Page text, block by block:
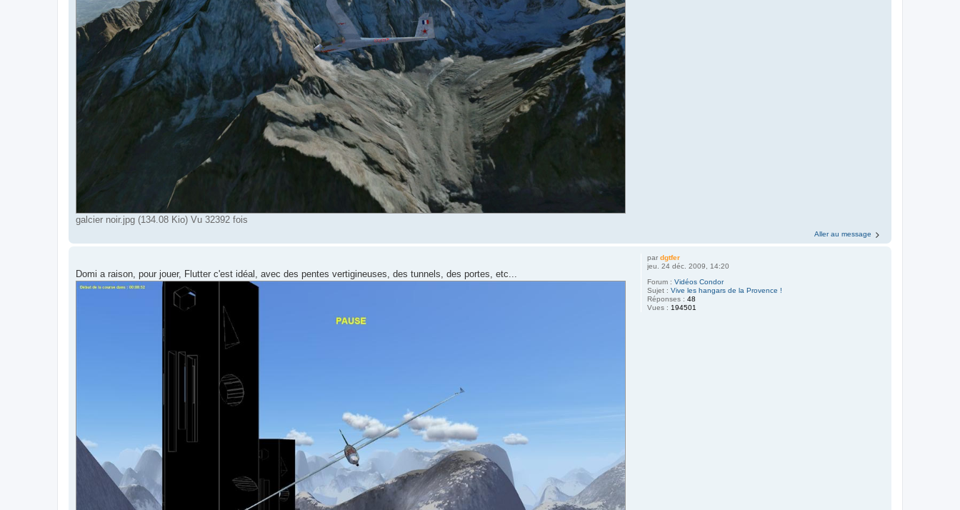
galcier noir.jpg (134.08 Kio) Vu 32392 fois
Aller au message
pardgtfer
jeu. 24 déc. 2009, 14:20
Forum :Vidéos Condor
Sujet :Vive les hangars de la Provence !
Réponses :48
Vues : 194501
Domi a raison, pour jouer, Flutter c'est idéal, avec des pentes vertigineuses, des tunnels, des portes, etc...